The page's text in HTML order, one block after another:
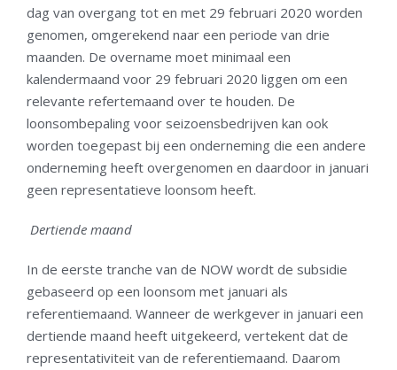
dag van overgang tot en met 29 februari 2020 worden
genomen, omgerekend naar een periode van drie
maanden. De overname moet minimaal een
kalendermaand voor 29 februari 2020 liggen om een
relevante refertemaand over te houden. De
loonsombepaling voor seizoensbedrijven kan ook
worden toegepast bij een onderneming die een andere
onderneming heeft overgenomen en daardoor in januari
geen representatieve loonsom heeft.
Dertiende maand
In de eerste tranche van de NOW wordt de subsidie
gebaseerd op een loonsom met januari als
referentiemaand. Wanneer de werkgever in januari een
dertiende maand heeft uitgekeerd, vertekent dat de
representativiteit van de referentiemaand. Daarom